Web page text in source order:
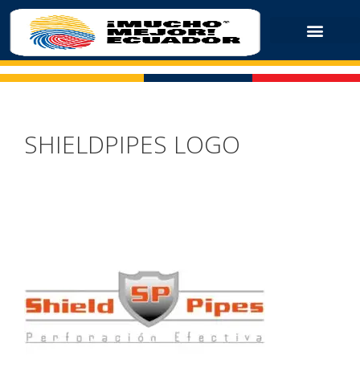
SHIELDPIPES LOGO